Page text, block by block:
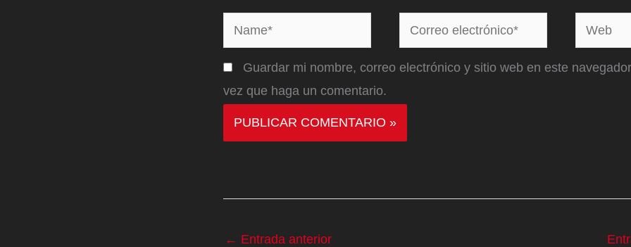
Name*
Correo
electrónico*
Web
Guardar mi nombre, correo electrónico y sitio web en este
vez que haga un comentario.
← Entrada anterior